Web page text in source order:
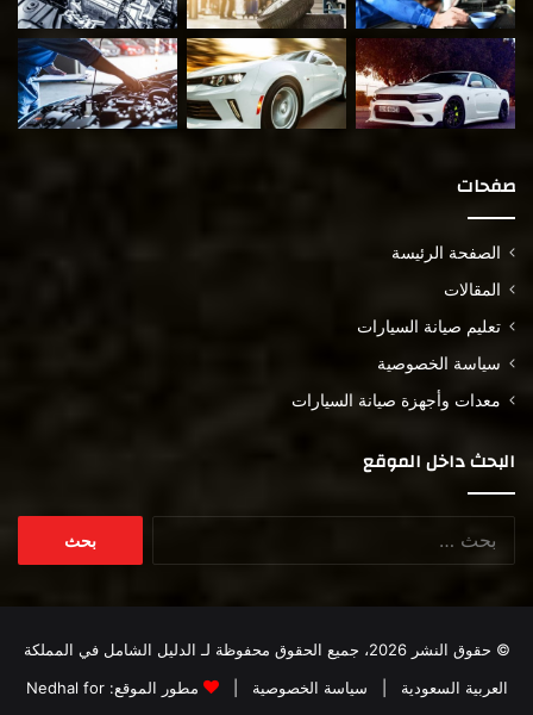
صفحات
الصفحة الرئيسة
المقالات
تعليم صيانة السيارات
سياسة الخصوصية
معدات وأجهزة صيانة السيارات
البحث داخل الموقع
© حقوق النشر 2026، جميع الحقوق محفوظة لـ
الدليل الشامل في المملكة
العربية السعودية
سياسة الخصوصية | مطور الموقع:Nedhal for